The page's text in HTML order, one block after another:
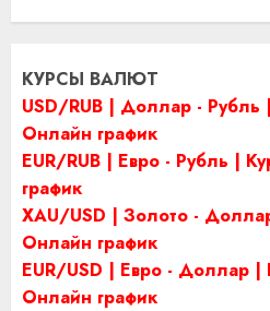
КУРСЫ ВАЛЮТ
USD/RUB | Доллар - Рубль
Онлайн график
EUR/RUB | Евро - Рубль |
график
XAU/USD | Золото -
Онлайн график
EUR/USD | Евро - Доллар |
Онлайн график